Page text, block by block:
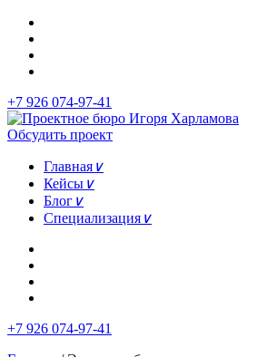
+7 926 074-97-41
Обсудить проект
Главная ∨
Кейсы ∨
Блог ∨
Специализация ∨
+7 926 074-97-41